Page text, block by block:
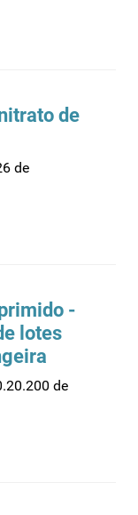
de
de
-
lotes
de